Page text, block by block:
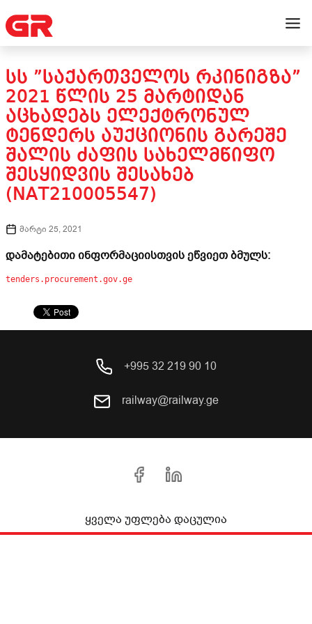
ᲡᲡ ”ᲡᲐᲥᲐᲠᲗᲕᲔᲚᲝᲡ ᲠᲙᲘᲜᲘᲒᲖᲐ”
2021 ᲬᲚᲘᲡ 25 ᲛᲐᲠᲢᲘᲓᲐᲜ
ᲐᲪᲮᲐᲓᲔᲑᲡ ᲔᲚᲔᲥᲢᲠᲝᲜᲣᲚ
ᲢᲔᲜᲓᲔᲠᲡ ᲐᲣᲥᲪᲘᲝᲜᲘᲡ ᲒᲐᲠᲔᲨᲔ
ᲨᲐᲚᲘᲡ ᲫᲐᲤᲘᲡ ᲡᲐᲮᲔᲚᲛᲬᲘᲤᲝ
ᲨᲔᲡᲧᲘᲓᲕᲘᲡ ᲨᲔᲡᲐᲮᲔᲑ
(NAT210005547)
მარტი 25, 2021
დამატებითი ინფორმაციისთვის ეწვიეთ ბმულს:
tenders.procurement.gov.ge
+995 32 219 90 10
railway@railway.ge
ყველა უფლება დაცულია